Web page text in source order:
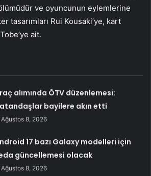
ve oyuncunun eylemlerine
tasarımları Rui Kousaki’ye, kart
ait.
alımında ÖTV düzenlemesi:
bayilere akın etti
Ağustos 8, 2026
17 bazı Galaxy modelleri için
güncellemesi olacak
Ağustos 8, 2026